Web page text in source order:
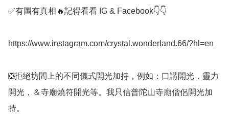
✅️有圖有真相🔥記得看看 IG & Facebook👇👇
https://www.instagram.com/crystal.wonderland.66/?hl=en
❎️拒絕坊間上的不同儀式開光加持，例如：口講開光，靈力
開光，＆寺廟燒符開光等。我只信普陀山寺廟僧侶開光加
持。